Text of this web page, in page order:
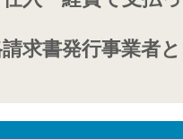
求書発行事業者